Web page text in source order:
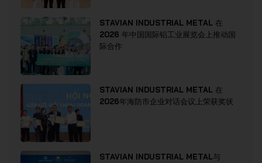
STAVIAN INDUSTRIAL METAL 在
2026 年中国国际铝工业展览会上推动国
际合作
STAVIAN INDUSTRIAL METAL 在
2026年海防市企业对话会议上荣获奖状
STAVIAN INDUSTRIAL METAL与